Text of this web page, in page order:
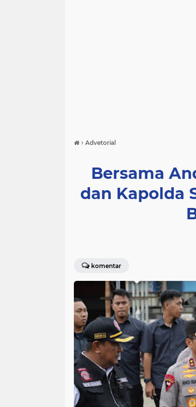
› Advetorial
Bersama
dan Kapolda
komentar